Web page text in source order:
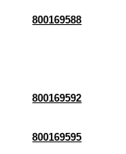
800169588
800169592
800169595